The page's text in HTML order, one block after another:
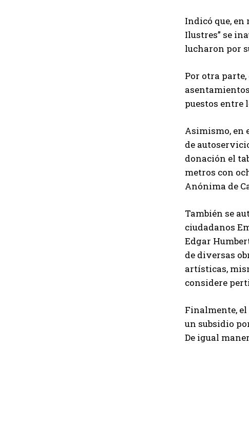
Indicó que, en
Ilustres” se
lucharon por
Por otra
puestos entre
Asimismo, en
de
donación el
metros con
Anónima de
También se
ciudadanos
Edgar
de diversas
artísticas,
considere
Finalmente, el
un subsidio
De igual